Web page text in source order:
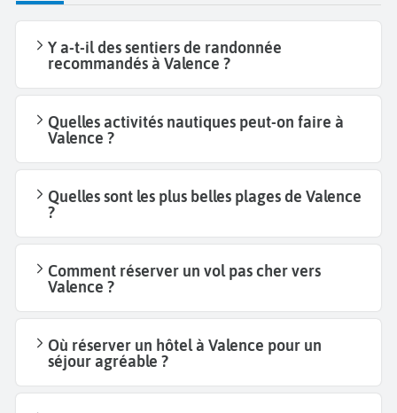
Y a-t-il des sentiers de randonnée
recommandés à Valence ?
Quelles activités nautiques peut-on faire à
Valence ?
Quelles sont les plus belles plages de Valence
?
Comment réserver un vol pas cher vers
Valence ?
Où réserver un hôtel à Valence pour un
séjour agréable ?